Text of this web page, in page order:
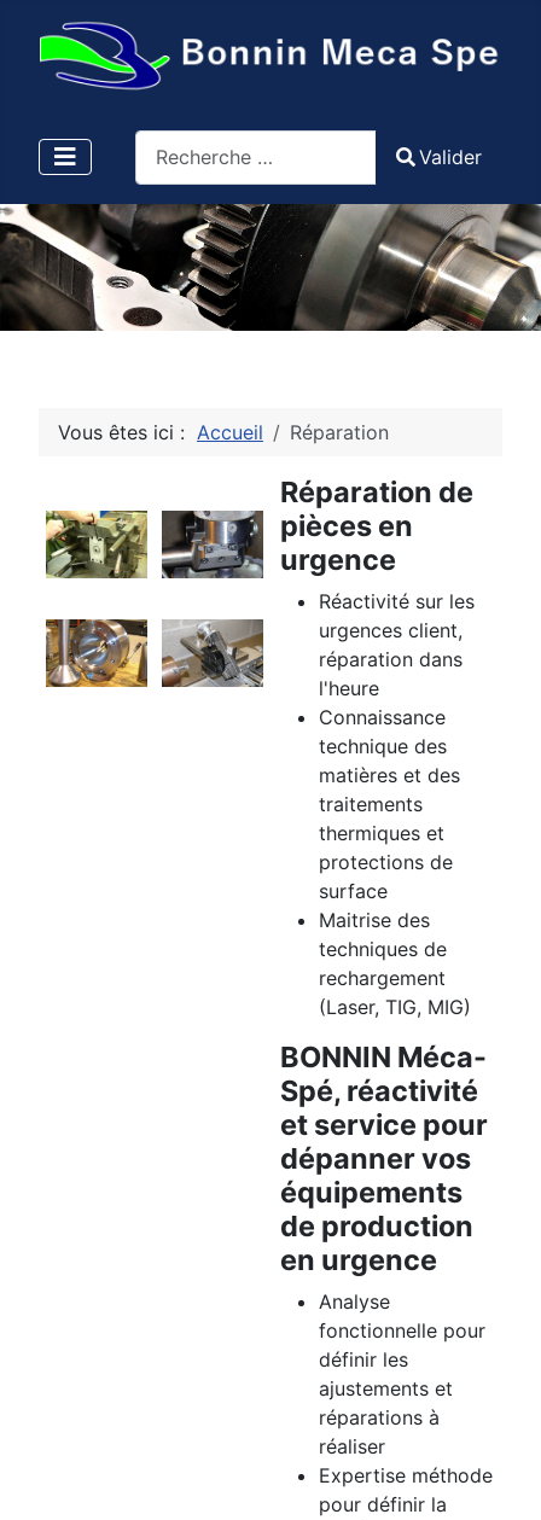
Valider
Type 2 or more characters for results.
Valider
Vous êtes ici : Accueil Réparation
Réparation de
pièces en
urgence
Réactivité sur les
urgences client,
réparation dans
l'heure
Connaissance
technique des
matières et des
traitements
thermiques et
protections de
surface
Maitrise des
techniques de
rechargement
(Laser, TIG, MIG)
BONNIN Méca-
Spé, réactivité
et service pour
dépanner vos
équipements
de production
en urgence
Analyse
fonctionnelle pour
définir les
ajustements et
réparations à
réaliser
Expertise méthode
pour définir la